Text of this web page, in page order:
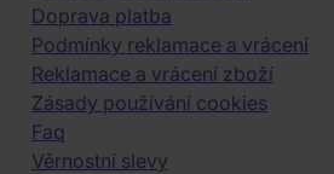
Doprava platba
Podmínky reklamace a vrácení
Reklamace a vrácení zboží
Zásady používání cookies
Faq
Věrnostní slevy